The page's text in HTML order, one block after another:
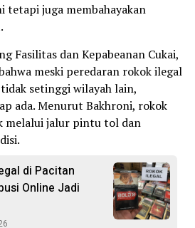
tetapi juga membahayakan
Fasilitas dan Kepabeanan Cukai,
meski peredaran rokok ilegal
setinggi wilayah lain,
ada. Menurut Bakhroni, rokok
melalui jalur pintu tol dan
di Pacitan
Online Jadi